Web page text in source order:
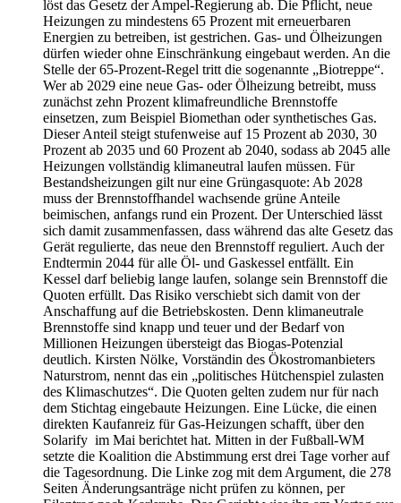
löst das Gesetz der Ampel-Regierung ab. Die Pflicht, neue
Heizungen zu mindestens 65 Prozent mit erneuerbaren
Energien zu betreiben, ist gestrichen. Gas- und Ölheizungen
dürfen wieder ohne Einschränkung eingebaut werden. An die
Stelle der 65-Prozent-Regel tritt die sogenannte „Biotreppe“.
Wer ab 2029 eine neue Gas- oder Ölheizung betreibt, muss
zunächst zehn Prozent klimafreundliche Brennstoffe
einsetzen, zum Beispiel Biomethan oder synthetisches Gas.
Dieser Anteil steigt stufenweise auf 15 Prozent ab 2030, 30
Prozent ab 2035 und 60 Prozent ab 2040, sodass ab 2045 alle
Heizungen vollständig klimaneutral laufen müssen. Für
Bestandsheizungen gilt nur eine Grüngasquote: Ab 2028
muss der Brennstoffhandel wachsende grüne Anteile
beimischen, anfangs rund ein Prozent. Der Unterschied lässt
sich damit zusammenfassen, dass während das alte Gesetz das
Gerät regulierte, das neue den Brennstoff reguliert. Auch der
Endtermin 2044 für alle Öl- und Gaskessel entfällt. Ein
Kessel darf beliebig lange laufen, solange sein Brennstoff die
Quoten erfüllt. Das Risiko verschiebt sich damit von der
Anschaffung auf die Betriebskosten. Denn klimaneutrale
Brennstoffe sind knapp und teuer und der Bedarf von
Millionen Heizungen übersteigt das Biogas-Potenzial
deutlich. Kirsten Nölke, Vorständin des Ökostromanbieters
Naturstrom, nennt das ein „politisches Hütchenspiel zulasten
des Klimaschutzes“. Die Quoten gelten zudem nur für nach
dem Stichtag eingebaute Heizungen. Eine Lücke, die einen
direkten Kaufanreiz für Gas-Heizungen schafft, über den
Solarify im Mai berichtet hat. Mitten in der Fußball-WM
setzte die Koalition die Abstimmung erst drei Tage vorher auf
die Tagesordnung. Die Linke zog mit dem Argument, die 278
Seiten Änderungsanträge nicht prüfen zu können, per